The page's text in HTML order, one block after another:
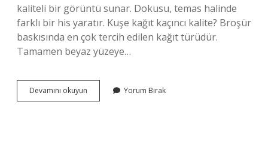
kaliteli bir görüntü sunar. Dokusu, temas halinde
farklı bir his yaratır. Kuşe kağıt kaçıncı kalite? Broşür
baskısında en çok tercih edilen kağıt türüdür.
Tamamen beyaz yüzeye…
Devamını okuyun
Kağıt
Yorum Bırak